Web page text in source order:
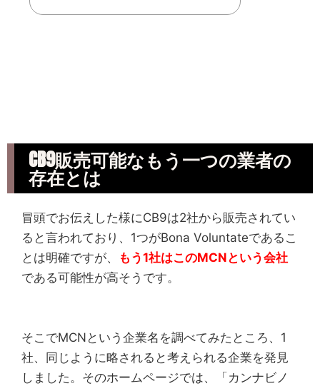
CB9販売可能なもう一つの業者の
存在とは
冒頭でお伝えした様にCB9は2社から販売されてい
ると言われており、1つがBona Voluntateであるこ
とは明確ですが、
もう1社はこのMCNという会社
である可能性が高そうです。
そこでMCNという企業名を調べてみたところ、1
社、同じように略されると考えられる企業を発見
しました。そのホームページでは、「カンナビノ